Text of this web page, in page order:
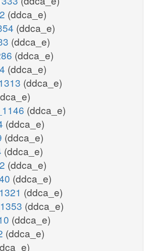
(ddca_e)
(ddca_e)
(ddca_e)
(ddca_e)
(ddca_e)
(ddca_e)
(ddca_e)
(ddca_e)
(ddca_e)
(ddca_e)
(ddca_e)
(ddca_e)
(ddca_e)
(ddca_e)
(ddca_e)
(ddca_e)